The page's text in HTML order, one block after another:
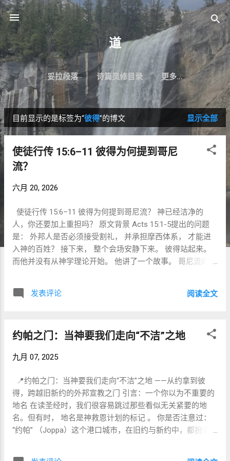
跳至主要内容
道
妥拉段落 诗篇灵修目录 更多…
博
文
目前显示的是标签为“彼得”的博文 显示全部
使徒行传 15:6–11 彼得为何提到哥尼
流？
六月 20, 2026
使徒行传 15:6–11 彼得为何提到哥尼流？ 神已经洁净的
人，你还要加上重担吗？ 原文背景 Acts 15:1-5提出的问题
是： 外邦人是否必须接受割礼， 并承担摩西体系， 才能进
入神的百姓？ 接下来， 整个会场安静下来。 彼得站起来。
而他并没有从神学理论开始。 他讲了一个故事。 哥尼流的故
ἡμερῶν ἀρχαίων ἐν ὑμῖν ἐξελέξατο ὁ θεός διὰ τοῦ
选 彼得不是说： 我决定去哥尼流家。 而是说： 神拣选了
主动的行动。 πιστεῦσαι 通常翻译： 相信 这里更接近： 信
靠回应。 问题来了： 如果神已经接纳他们， 人还能拒绝
吗？ Acts 15:8 καὶ ὁ καρδιογνώστης θεὸς ἐμαρτύρησεν
αὐτοῖς καρδιογνώστης 这是一个非常美丽的词。 καρδία 心
γινώσκω 知道 认识 合起来： 知道人心的神 这个称呼在七十
士译本中几乎只属于神。 因为只有神能看见内心。 彼得的逻
断。 证据是什么？ 彼得继续： δοὺς τὸ πνεῦμα τὸ ἅγιον 赐
发表评论 阅读全文
约帕之门：当神要我们走向“不洁”之地
九月 07, 2025
📍约帕之门：当神要我们走向“不洁”之地 ——从约拿到彼
得，跨越旧新约的外邦宣教之门 引言：一个你以为不重要的
地名 在读圣经时，我们很容易跳过那些看似无关紧要的地
名。但有时， 地名是神救恩计划的标记 。 你是否注意过：
“约帕” （Joppa）这个港口城市，在旧约与新约中，都扮演了
开向外邦大城尼尼微宣教的使命。 在新约中，使徒彼得从约